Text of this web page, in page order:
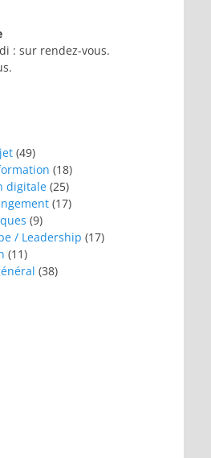
: sur rendez-vous.
(49)
(18)
digitale (25)
(17)
(9)
/ Leadership (17)
(11)
(38)